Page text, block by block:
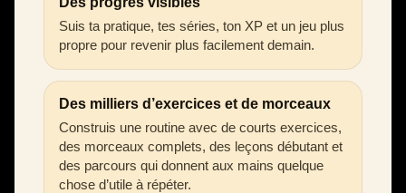
Suis ta pratique, tes séries, ton XP et un jeu plus
propre pour revenir plus facilement demain.
Des milliers d’exercices et de morceaux
Construis une routine avec de courts exercices,
des morceaux complets, des leçons débutant et
des parcours qui donnent aux mains quelque
chose d’utile à répéter.